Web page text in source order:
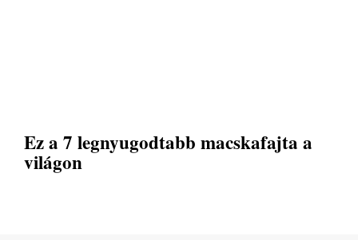
Ez a 7 legnyugodtabb macskafajta a
világon